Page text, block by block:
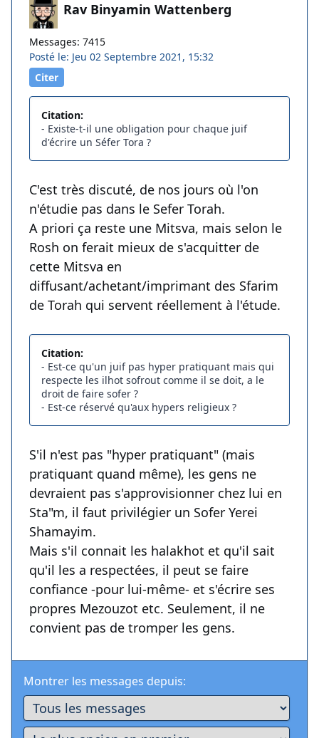
Rav Binyamin Wattenberg
Messages: 7415
Posté le: Jeu 02 Septembre 2021, 15:32
Citer
Citation:
- Existe-t-il une obligation pour chaque juif
d'écrire un Séfer Tora ?
C'est très discuté, de nos jours où l'on
n'étudie pas dans le Sefer Torah.
A priori ça reste une Mitsva, mais selon le
Rosh on ferait mieux de s'acquitter de
cette Mitsva en
diffusant/achetant/imprimant des Sfarim
de Torah qui servent réellement à l'étude.
Citation:
- Est-ce qu'un juif pas hyper pratiquant mais qui
respecte les ilhot sofrout comme il se doit, a le
droit de faire sofer ?
- Est-ce réservé qu'aux hypers religieux ?
S'il n'est pas "hyper pratiquant" (mais
pratiquant quand même), les gens ne
devraient pas s'approvisionner chez lui en
Sta"m, il faut privilégier un Sofer Yerei
Shamayim.
Mais s'il connait les halakhot et qu'il sait
qu'il les a respectées, il peut se faire
confiance -pour lui-même- et s'écrire ses
propres Mezouzot etc. Seulement, il ne
convient pas de tromper les gens.
Montrer les messages depuis: